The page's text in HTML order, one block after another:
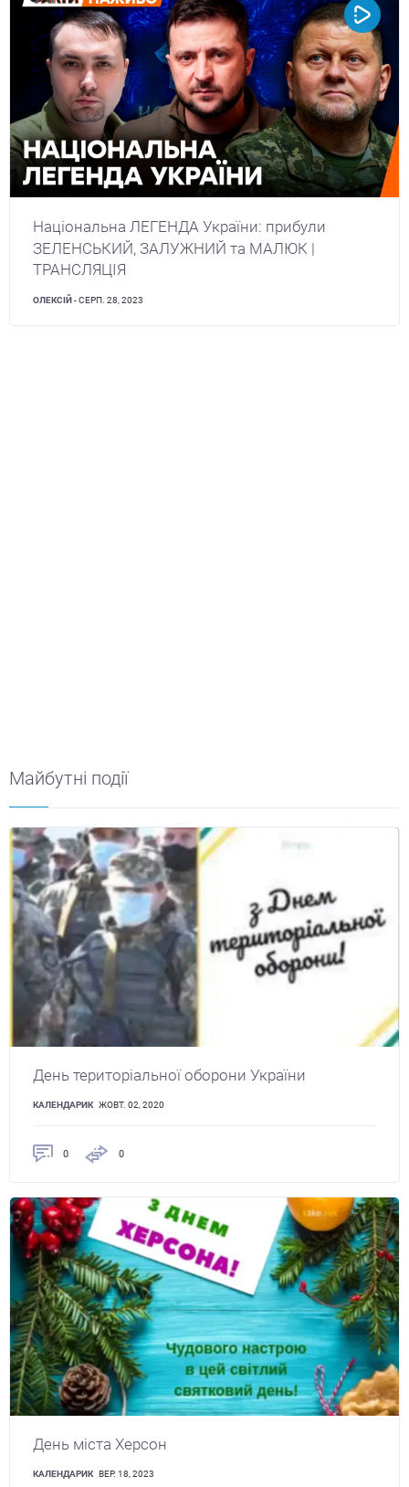
Національна ЛЕГЕНДА України: прибули
ЗЕЛЕНСЬКИЙ, ЗАЛУЖНИЙ та МАЛЮК |
ТРАНСЛЯЦІЯ
ОЛЕКСІЙ - СЕРП. 28, 2023
Майбутні події
День територіальної оборони України
КАЛЕНДАРИК ЖОВТ. 02, 2020
0 0
День міста Херсон
КАЛЕНДАРИК ВЕР. 18, 2023